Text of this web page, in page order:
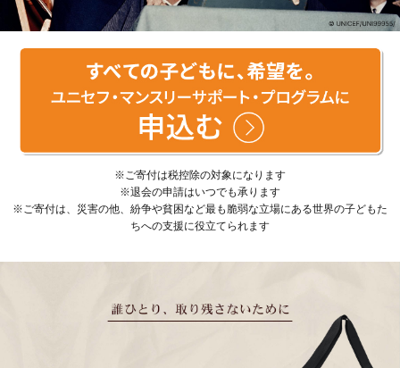
※ご寄付は税控除の対象になります
※退会の申請はいつでも承ります
※ご寄付は、災害の他、紛争や貧困など最も脆弱な立場にある世界の子どもた
ちへの支援に役立てられます